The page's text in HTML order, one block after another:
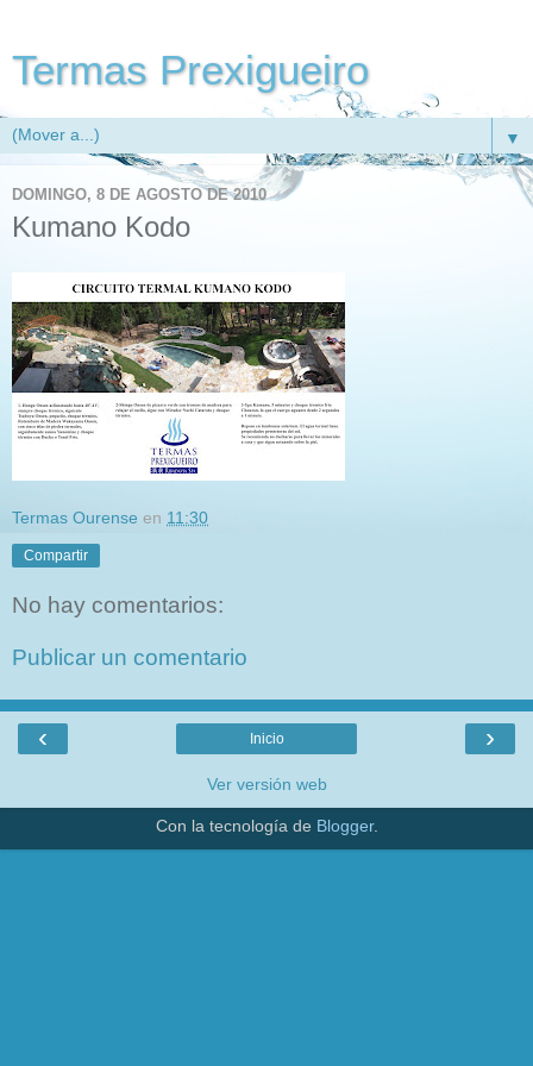
Termas Prexigueiro
▼
DOMINGO, 8 DE AGOSTO DE 2010
Kumano Kodo
Termas Ourense en 11:30
Compartir
No hay comentarios:
Publicar un comentario
‹ ›
Inicio
Ver versión web
Con la tecnología de Blogger.